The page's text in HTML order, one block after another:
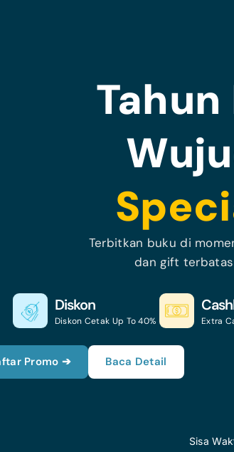
Tahun
Terbitkan buku di
dan gift terbatas
Diskon
Diskon Cetak Up To 40% Extra
Promo ➔ Baca Detail
Sisa